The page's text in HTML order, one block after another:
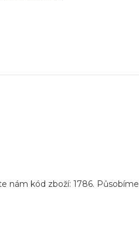
nám kód zboží: 1786. Působíme